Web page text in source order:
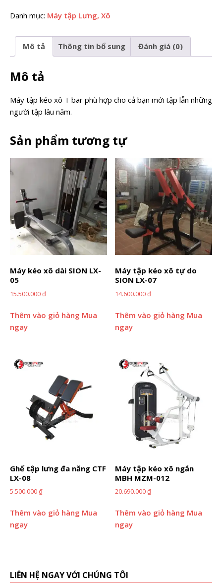
Danh mục: Máy tập Lưng, Xô
Mô tả Thông tin bổ sung Đánh giá (0)
Mô tả
Máy tập kéo xô T bar phù hợp cho cả bạn mới tập lẫn những
người tập lâu năm.
Sản phẩm tương tự
Máy kéo xô dài SION LX-
05
15.500.000₫
Thêm vào giỏ hàng Mua
ngay
Máy tập kéo xô tự do
SION LX-07
14.600.000₫
Thêm vào giỏ hàng Mua
ngay
Ghế tập lưng đa năng CTF
LX-08
5.500.000₫
Thêm vào giỏ hàng Mua
ngay
Máy tập kéo xô ngắn
MBH MZM-012
20.690.000₫
Thêm vào giỏ hàng Mua
ngay
LIÊN HỆ NGAY VỚI CHÚNG TÔI